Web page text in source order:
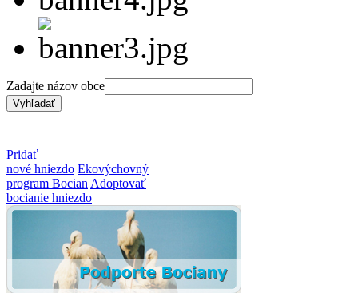
Zadajte názov obce
Pridať
nové hniezdo Ekovýchovný
program Bocian Adoptovať
bocianie hniezdo